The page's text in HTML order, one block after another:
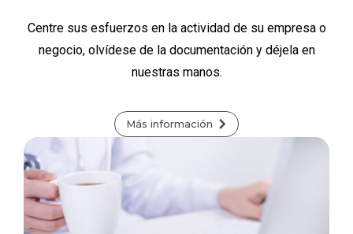
Centre sus esfuerzos en la actividad de su empresa o
negocio, olvídese de la documentación y déjela en
nuestras manos.
Más información